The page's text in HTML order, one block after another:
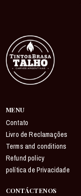
MENU
Contato
Livro de Reclamações
Terms and conditions
Refund policy
política de Privacidade
CONTÁCTENOS